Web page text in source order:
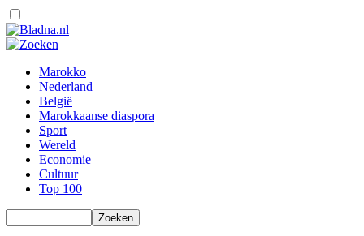
Marokko
Nederland
België
Marokkaanse diaspora
Sport
Wereld
Economie
Cultuur
Top 100